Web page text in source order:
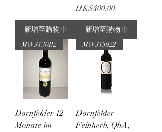
新增至購物車
價格
HK$400.00
新增至購物車
MWJ130B2
Dornfelder 12
Monate im
MWJ13022
Dornfelder
Feinherb, QbA,